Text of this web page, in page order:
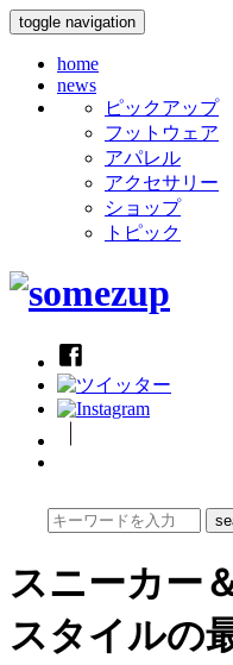
toggle navigation
home
news
ピックアップ
フットウェア
アパレル
アクセサリー
ショップ
トピック
スニーカー
スタイルの